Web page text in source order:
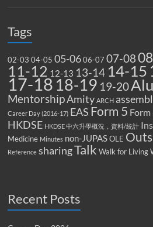
Tags
02-03 04-05 05-06 06-07 07-08
11-12 12-13 13-14 14-15
17-18 18-19 19-20
MentorshipAmity ARCH
Career Day (2016-17) EAS Form 5 Form
HKDSE HKDSE 中六升學概況，資料/統計
Medicine Minutes non-JUPAS OLE
Reference sharingTalk Walk for Living
Recent Posts